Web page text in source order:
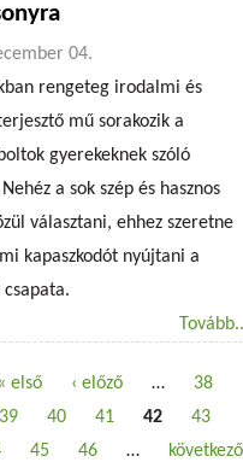
04.
rengeteg irodalmi és
mű sorakozik a
gyerekeknek szóló
a sok szép és hasznos
választani, ehhez szeretne
kapaszkodót nyújtani a
első ‹ előző …
38
39
40 41 42
43
45 46 …
következő